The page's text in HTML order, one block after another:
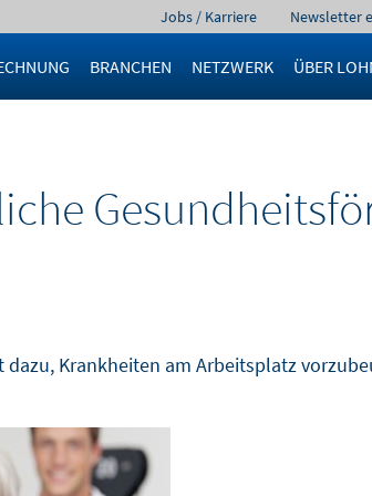
Navigation
Jobs / Karriere Newsletter
BRANCHEN NETZWERK ÜBER
Krankheiten am Arbeitsplatz